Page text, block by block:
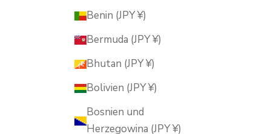
Benin (JPY ¥)
Bermuda (JPY ¥)
Bhutan (JPY ¥)
Bolivien (JPY ¥)
Bosnien und
Herzegowina (JPY ¥)